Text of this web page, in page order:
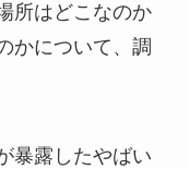
所はどこなのか
かについて、調
暴露したやばい